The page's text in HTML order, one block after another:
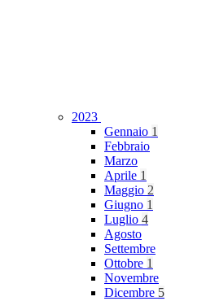
2023
Gennaio 1
Febbraio
Marzo
Aprile 1
Maggio 2
Giugno 1
Luglio 4
Agosto
Settembre
Ottobre 1
Novembre
Dicembre 5